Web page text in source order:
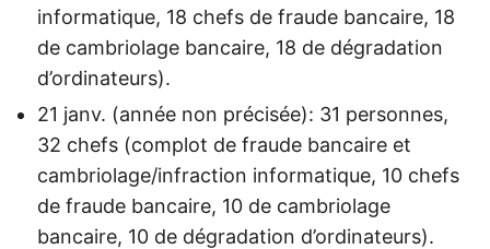
informatique, 18 chefs de fraude bancaire, 18
de cambriolage bancaire, 18 de dégradation
d’ordinateurs).
21 janv. (année non précisée): 31 personnes,
32 chefs (complot de fraude bancaire et
cambriolage/infraction informatique, 10 chefs
de fraude bancaire, 10 de cambriolage
bancaire, 10 de dégradation d’ordinateurs).